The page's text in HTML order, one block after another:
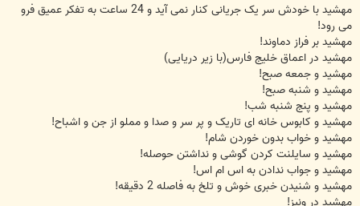
مهشید با خودش سر یک جریانی کنار نمی آید و 24 ساعت به تفکر عمیق فرو
می رود!
مهشید بر فراز دماوند!
مهشید در اعماق خلیج فارس(با زیر دریایی)
مهشید و جمعه صبح!
مهشید و شنبه صبح!
مهشید و پنج شنبه شب!
مهشید و کابوس خانه ای تاریک و پر سر و صدا و مملو از جن و اشباح!
مهشید و خواب بدون خوردن شام!
مهشید و سایلنت کردن گوشی و نداشتن حوصله!
مهشید و جواب ندادن به اس ام اس!
مهشید و شنیدن خبری خوش و تلخ به فاصله 2 دقیقه!